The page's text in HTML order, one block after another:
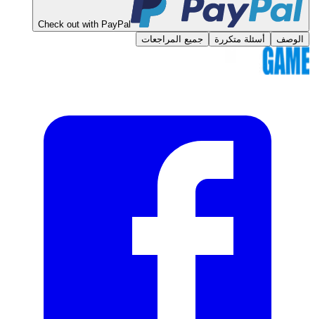
Check out with PayPal
الوصف
أسئلة متكررة جميع المراجعات